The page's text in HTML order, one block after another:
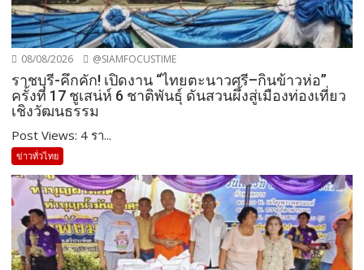
08/08/2026 @SIAMFOCUSTIME
ราชบุรี-คึกคัก! เปิดงาน “ไทยตะนาวศรี–กินข้าวห่อ”
ครั้งที่ 17 ชูเสน่ห์ 6 ชาติพันธุ์ ดันสวนผึ้งสู่เมืองท่องเที่ยว
เชิงวัฒนธรรม
Post Views: 4 รา...
ข่าวทั่วไทย